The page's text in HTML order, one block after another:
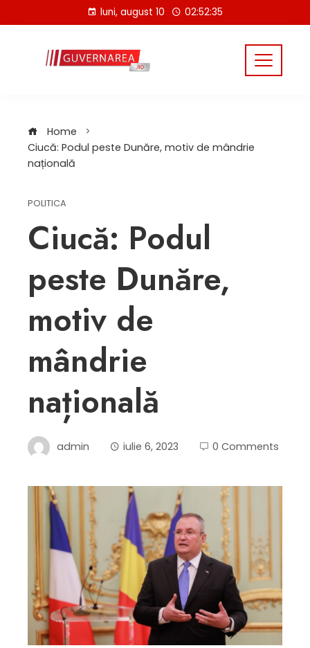
to
luni, august 10 02:52:36
Home
Ciucă: Podul peste Dunăre, motiv de mândrie
națională
POLITICA
Ciucă: Podul
peste Dunăre,
motiv de
mândrie
națională
admin iulie 6, 2023 0 Comments